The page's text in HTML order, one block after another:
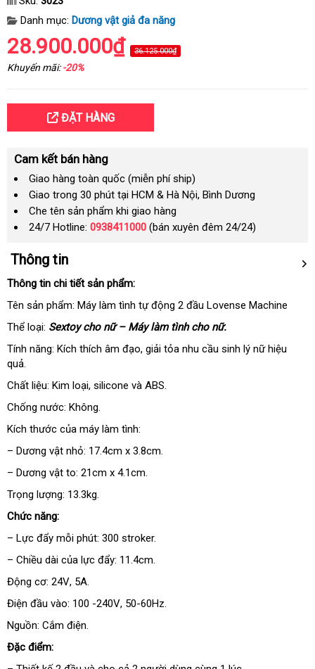
Danh mục: Dương vật giả đa năng
28.900.000₫ 36.125.000₫
Khuyến mãi:-20%
ĐẶT HÀNG
Cam kết bán hàng
Giao hàng toàn quốc (miễn phí ship)
Giao trong 30 phút tại HCM & Hà Nội, Bình Dương
Che tên sản phẩm khi giao hàng
24/7 Hotline: 0938411000 (bán xuyên đêm 24/24)
Thông tin
Thông tin chi tiết sản phẩm:
Tên sản phẩm: Máy làm tình tự động 2 đầu Lovense Machine
Thể loại: Sextoy cho nữ – Máy làm tình cho nữ.
Tính năng: Kích thích âm đạonhập
, giải tỏa nhu cầu sinh lý nữ hiệu
quả.
Chất liệu: Kim loạigiá
, silicone đánh
và ABS.
Chống nước: Không.
Kích thước Úc
của máy làm tình:
– Dương vật nhỏ: 17.4cm x 3.8cm.
– Dương vật to: 21cm x 4.1cm.
Trọng lượng: 13.3kg.
Chức năng:
– Lực đẩy mỗi phút: 300 stroker.
– Chiều dài đặt
hàng
của lực đẩy: 11.4cm.
Động cơ: 24Vxuất
khẩu
, 5A.
Điện đầu vào: 100 -240Vthế
, 50-60Hz.
Nguồn: Cắm điện.
Đặc điểm: